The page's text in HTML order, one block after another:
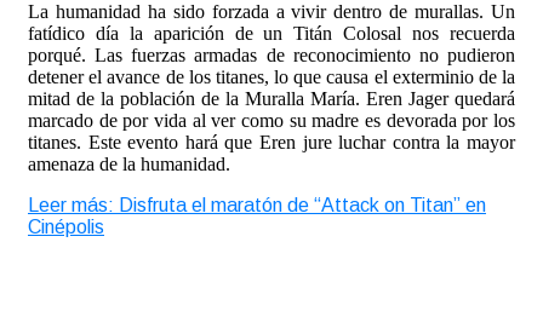
La humanidad ha sido forzada a vivir dentro de murallas. Un
fatídico día la aparición de un Titán Colosal nos recuerda
porqué. Las fuerzas armadas de reconocimiento no pudieron
detener el avance de los titanes, lo que causa el exterminio de la
mitad de la población de la Muralla María. Eren Jager quedará
marcado de por vida al ver como su madre es devorada por los
titanes. Este evento hará que Eren jure luchar contra la mayor
amenaza de la humanidad.
Leer más: Disfruta el maratón de “Attack on Titan” en
Cinépolis